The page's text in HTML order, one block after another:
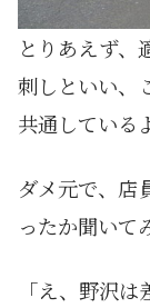
とりあえず、
刺しといい、
共通している
ダメ元で、店
ったか聞いて
「え、野沢